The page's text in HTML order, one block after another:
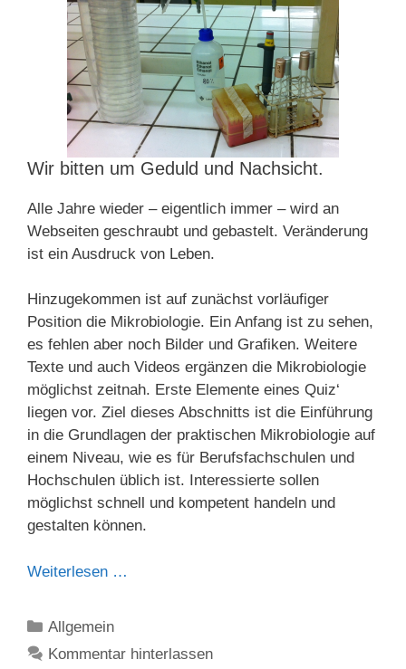
Wir bitten um Geduld und Nachsicht.
Alle Jahre wieder – eigentlich immer – wird an
Webseiten geschraubt und gebastelt. Veränderung
ist ein Ausdruck von Leben.
Hinzugekommen ist auf zunächst vorläufiger
Position die Mikrobiologie. Ein Anfang ist zu sehen,
es fehlen aber noch Bilder und Grafiken. Weitere
Texte und auch Videos ergänzen die Mikrobiologie
möglichst zeitnah. Erste Elemente eines Quiz‘
liegen vor. Ziel dieses Abschnitts ist die Einführung
in die Grundlagen der praktischen Mikrobiologie auf
einem Niveau, wie es für Berufsfachschulen und
Hochschulen üblich ist. Interessierte sollen
möglichst schnell und kompetent handeln und
gestalten können.
Weiterlesen …
Kategorien
Allgemein
Kommentar hinterlassen